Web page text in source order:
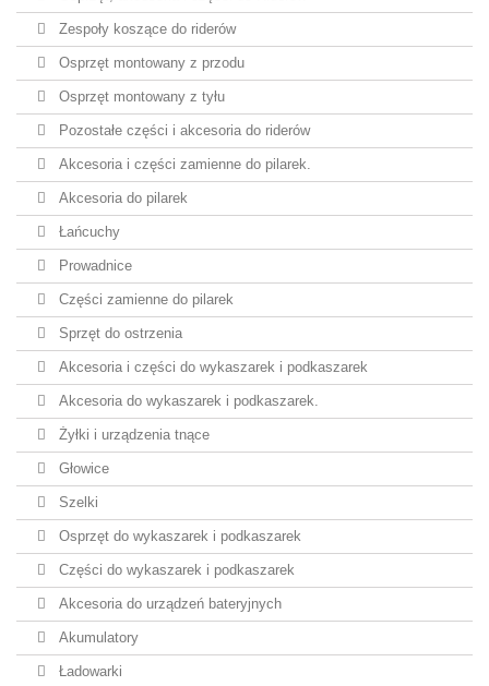
Zespoły koszące do riderów
Osprzęt montowany z przodu
Osprzęt montowany z tyłu
Pozostałe części i akcesoria do riderów
Akcesoria i części zamienne do pilarek.
Akcesoria do pilarek
Łańcuchy
Prowadnice
Części zamienne do pilarek
Sprzęt do ostrzenia
Akcesoria i części do wykaszarek i podkaszarek
Akcesoria do wykaszarek i podkaszarek.
Żyłki i urządzenia tnące
Głowice
Szelki
Osprzęt do wykaszarek i podkaszarek
Części do wykaszarek i podkaszarek
Akcesoria do urządzeń bateryjnych
Akumulatory
Ładowarki